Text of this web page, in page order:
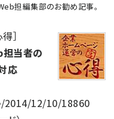
担編集部のお勧め記事。
得］
担当者の
応
12/10/18860